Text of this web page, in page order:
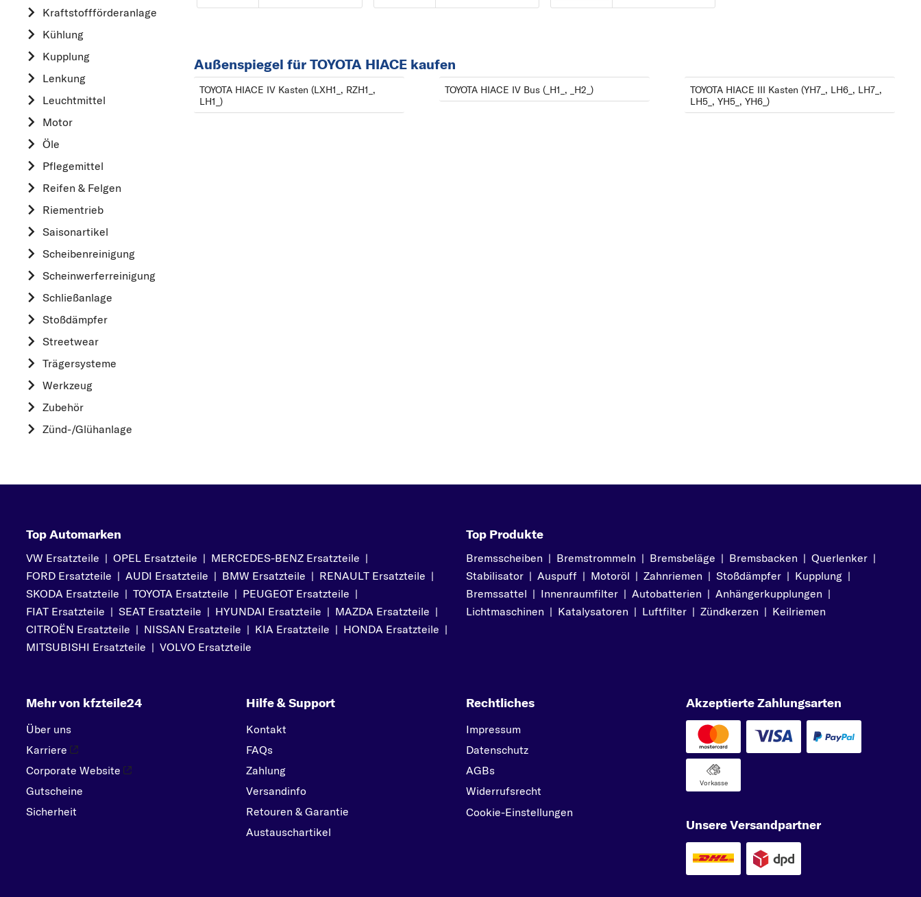
Kraftstoff­förderanlage
Kühlung
Kupplung
Lenkung
Leuchtmittel
Motor
Öle
Pflegemittel
Reifen & Felgen
Riementrieb
Saisonartikel
Scheibenreinigung
Scheinwerferreinigung
Schließanlage
Stoßdämpfer
Streetwear
Trägersysteme
Werkzeug
Zubehör
Zünd-/Glühanlage
CHEVROLET
CITROËN
OPEL
PEUGEOT
PORSCHE
R
SKODA
SMART
SUBARU
SUZUKI
TOYOTA
AYGO
C
Außenspiegel für TOYOTA HIACE kaufen
TOYOTA HIACE IV Kasten (LXH1_, RZH1_,
LH1_)
TOYOTA HIACE IV Bus (_H1_, _H2_)
TOYOTA HIACE III Kasten (YH7_, LH6_, LH7_,
LH5_, YH5_, YH6_)
Top Automarken
VW Ersatzteile | OPEL Ersatzteile | MERCEDES-BENZ Ersatzteile |
FORD Ersatzteile | AUDI Ersatzteile | BMW Ersatzteile | RENAULT Ersatzteile |
SKODA Ersatzteile | TOYOTA Ersatzteile | PEUGEOT Ersatzteile |
FIAT Ersatzteile | SEAT Ersatzteile | HYUNDAI Ersatzteile | MAZDA Ersatzteile |
CITROËN Ersatzteile | NISSAN Ersatzteile | KIA Ersatzteile | HONDA Ersatzteile |
MITSUBISHI Ersatzteile | VOLVO Ersatzteile
Top Produkte
Bremsscheiben | Bremstrommeln | Bremsbeläge | Bremsbacken | Querlenker |
Stabilisator | Auspuff | Motoröl | Zahnriemen | Stoßdämpfer | Kupplung |
Bremssattel | Innenraumfilter | Autobatterien | Anhängerkupplungen |
Lichtmaschinen | Katalysatoren | Luftfilter | Zündkerzen | Keilriemen
Mehr von kfzteile24
Über uns
Karriere
Corporate Website
Gutscheine
Sicherheit
Hilfe & Support
Kontakt
FAQs
Zahlung
Versandinfo
Retouren & Garantie
Austauschartikel
Rechtliches
Impressum
Datenschutz
AGBs
Widerrufsrecht
Cookie-Einstellungen
Akzeptierte Zahlungsarten
Vorkasse
Unsere Versandpartner